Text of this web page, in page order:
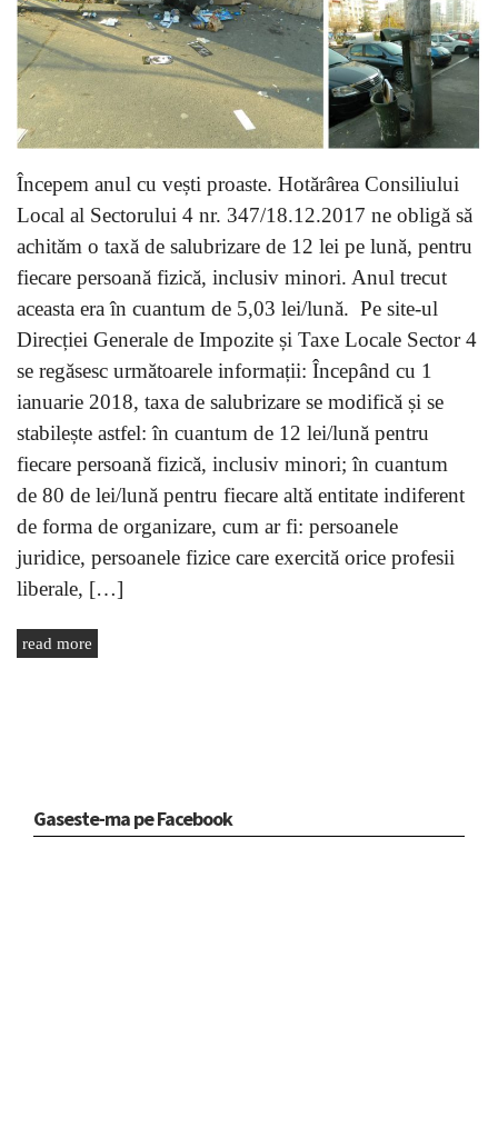
Începem anul cu vești proaste. Hotărârea Consiliului
Local al Sectorului 4 nr. 347/18.12.2017 ne obligă să
achităm o taxă de salubrizare de 12 lei pe lună, pentru
fiecare persoană fizică, inclusiv minori. Anul trecut
aceasta era în cuantum de 5,03 lei/lună. Pe site-ul
Direcției Generale de Impozite și Taxe Locale Sector 4
se regăsesc următoarele informații: Începând cu 1
ianuarie 2018, taxa de salubrizare se modifică și se
stabilește astfel: în cuantum de 12 lei/lună pentru
fiecare persoană fizică, inclusiv minori; în cuantum
de 80 de lei/lună pentru fiecare altă entitate indiferent
de forma de organizare, cum ar fi: persoanele
juridice, persoanele fizice care exercită orice profesii
liberale, […]
read more
Gaseste-ma pe Facebook